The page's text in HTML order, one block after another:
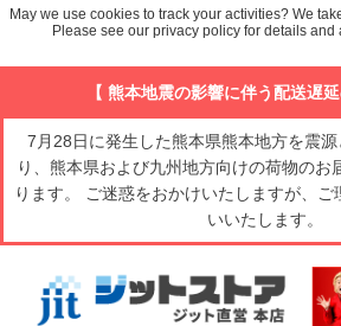
【 熊本地震の影響に伴う配送遅延
7月28日に発生した熊本県熊本地方を震
り、熊本県および九州地方向けの荷物のお
ります。 ご迷惑をおかけいたしますが、
いいたします。
May we use cookies to track your activities? We
Please see our privacy policy for details and